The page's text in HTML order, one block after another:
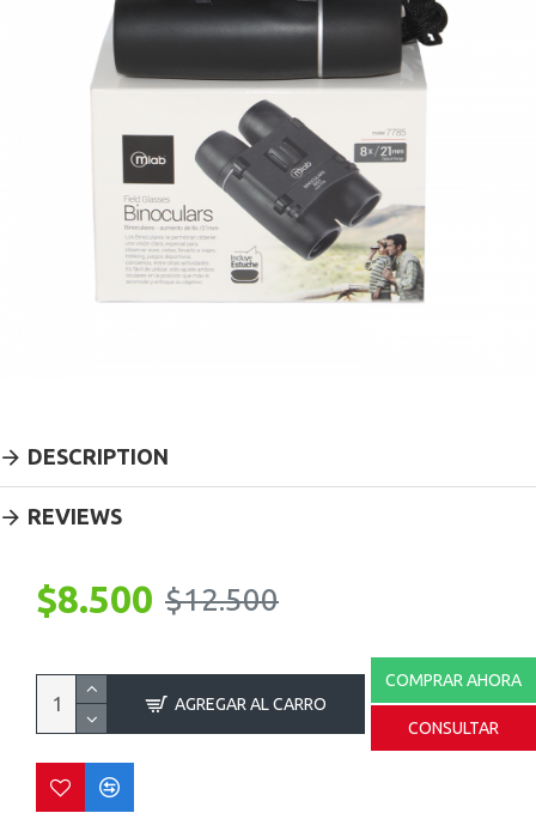
DESCRIPTION
REVIEWS
$8.500 $12.500
AGREGAR AL CARRO
COMPRAR AHORA
CONSULTAR